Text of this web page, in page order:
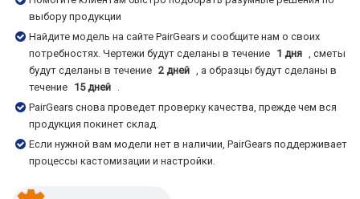
выбору продукции
Найдите модель на сайте PairGears и сообщите нам о своих
потребностях. Чертежи будут сделаны в течение 1 дня , сметы
будут сделаны в течение 2 дней , а образцы будут сделаны в
течение 15 дней
.
PairGears снова проведет проверку качества, прежде чем вся
продукция покинет склад.
Если нужной вам модели нет в наличии, PairGears поддерживает
процессы кастомизации и настройки.